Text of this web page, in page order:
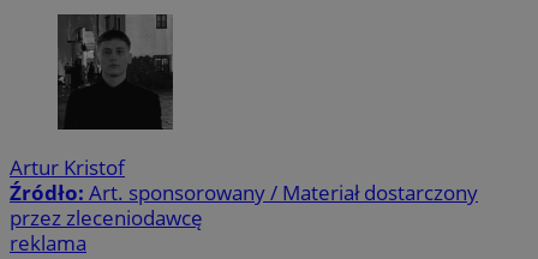
Artur Kristof
Źródło: Art. sponsorowany / Materiał dostarczony
przez zleceniodawcę
reklama